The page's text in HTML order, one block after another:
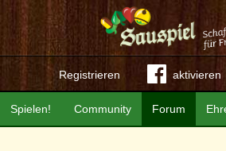
Registrieren aktivieren
Community Forum
Spielen!